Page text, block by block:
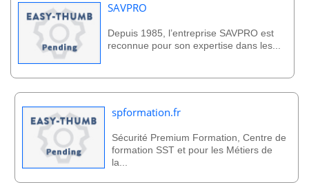
SAVPRO
Depuis 1985, l’entreprise SAVPRO est
reconnue pour son expertise dans les...
spformation.fr
Sécurité Premium Formation, Centre de
formation SST et pour les Métiers de
la...